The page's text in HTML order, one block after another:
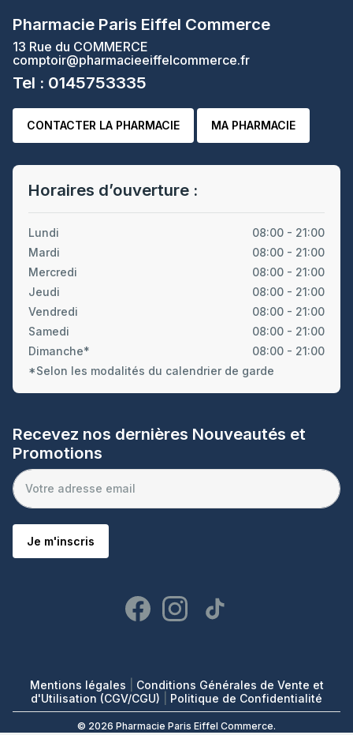
Pharmacie Paris Eiffel Commerce
13 Rue du COMMERCE
comptoir@pharmacieeiffelcommerce.fr
Tel : 0145753335
CONTACTER LA PHARMACIE MA PHARMACIE
Horaires d’ouverture :
Lundi
08:00 - 21:00
Mardi
08:00 - 21:00
Mercredi
08:00 - 21:00
Jeudi
08:00 - 21:00
Vendredi
08:00 - 21:00
Samedi
08:00 - 21:00
Dimanche*
08:00 - 21:00
*Selon les modalités du calendrier de garde
Recevez nos dernières Nouveautés et
Promotions
Je m'inscris
Mentions légales
Conditions Générales de Vente et
d'Utilisation (CGV/CGU)
Politique de Confidentialité
© 2026 Pharmacie Paris Eiffel Commerce.